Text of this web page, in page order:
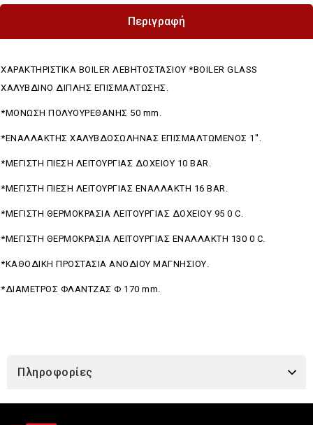
Περιγραφή
ΧΑΡΑΚΤΗΡΙΣΤΙΚΑ BOILER ΛΕΒΗΤΟΣΤΑΣΙΟΥ *BOILER GLASS
ΧΑΛΥΒΔΙΝΟ ΔΙΠΛΗΣ ΕΠΙΣΜΑΛΤΩΣΗΣ.
*ΜΟΝΩΣΗ ΠΟΛΥΟΥΡΕΘΑΝΗΣ 50 mm.
*ΕΝΑΛΛΑΚΤΗΣ ΧΑΛΥΒΔΟΣΩΛΗΝΑΣ ΕΠΙΣΜΑΛΤΩΜΕΝΟΣ 1''.
*ΜΕΓΙΣΤΗ ΠΙΕΣΗ ΛΕΙΤΟΥΡΓΙΑΣ ΔΟΧΕΙΟΥ 10 ΒΑR.
*MΕΓΙΣΤΗ ΠΙΕΣΗ ΛΕΙΤΟΥΡΓΙΑΣ ΕΝΑΛΛΑΚΤΗ 16 ΒΑR.
*ΜΕΓΙΣΤΗ ΘΕΡΜΟΚΡΑΣΙΑ ΛΕΙΤΟΥΡΓΙΑΣ ΔΟΧΕΙΟΥ 95 0 C.
*ΜΕΓΙΣΤΗ ΘΕΡΜΟΚΡΑΣΙΑ ΛΕΙΤΟΥΡΓΙΑΣ ENAΛΛAKTH 130 0 C.
*KAΘΟΔΙΚΗ ΠΡΟΣΤΑΣΙΑ ΑΝΟΔΙΟΥ ΜΑΓΝΗΣΙΟΥ.
*ΔΙΑΜΕΤΡΟΣ ΦΛΑΝΤΖΑΣ Φ 170 mm.
Πληροφορίες